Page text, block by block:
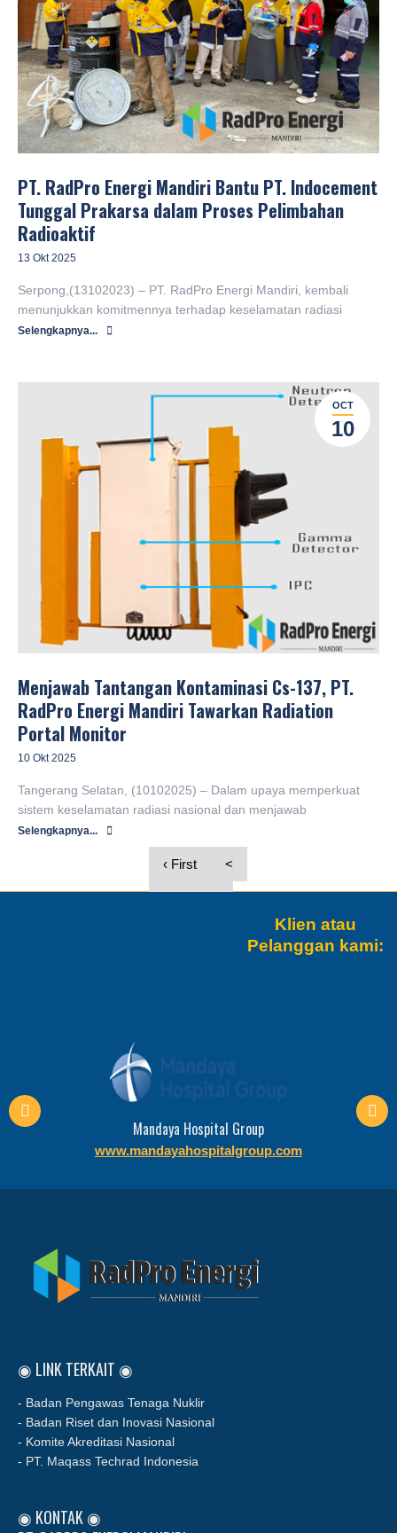
PT. RadPro Energi Mandiri Bantu PT. Indocement
Tunggal Prakarsa dalam Proses Pelimbahan
Radioaktif
13 Okt 2025
Serpong,(13102023) – PT. RadPro Energi Mandiri, kembali
menunjukkan komitmennya terhadap keselamatan radiasi
Selengkapnya...
OCT
10
Menjawab Tantangan Kontaminasi Cs-137, PT.
RadPro Energi Mandiri Tawarkan Radiation
Portal Monitor
10 Okt 2025
Tangerang Selatan, (10102025) – Dalam upaya memperkuat
sistem keselamatan radiasi nasional dan menjawab
Selengkapnya...
‹ First <
Klien atau
Pelanggan kami:
Mandaya Hospital Group
www.mandayahospitalgroup.com
◉ LINK TERKAIT ◉
- Badan Pengawas Tenaga Nuklir
- Badan Riset dan Inovasi Nasional
- Komite Akreditasi Nasional
- PT. Maqass Techrad Indonesia
◉ KONTAK ◉